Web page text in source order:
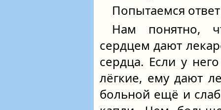
Попытаемся
Нам понятно,
сердцем дают
сердца. Если у
лёгкие, ему дают
больной ещё и